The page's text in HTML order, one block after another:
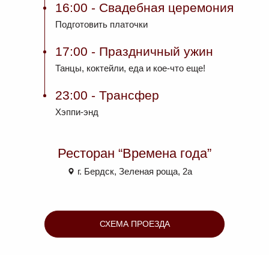
16:00 - Свадебная церемония
Подготовить платочки
17:00 - Праздничный ужин
Танцы, коктейли, еда и кое-что еще!
23:00 - Трансфер
Хэппи-энд
г. Бердск, Зеленая роща, 2а
Ресторан “Времена года”
СХЕМА ПРОЕЗДА